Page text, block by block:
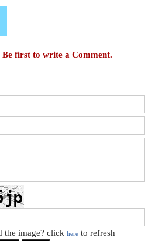
first to write a Comment.
the image? clickhere to refresh